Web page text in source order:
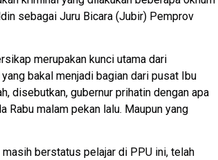
sebagai Juru Bicara (Jubir) Pemprov
merupakan kunci utama dari
bakal menjadi bagian dari pusat Ibu
disebutkan, gubernur prihatin dengan apa
malam pekan lalu. Maupun yang
berstatus pelajar di PPU ini, telah